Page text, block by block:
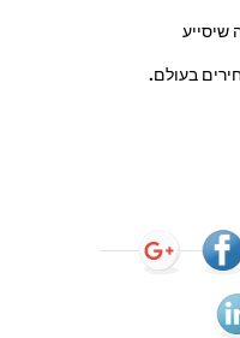
שיסייע
בעולם.